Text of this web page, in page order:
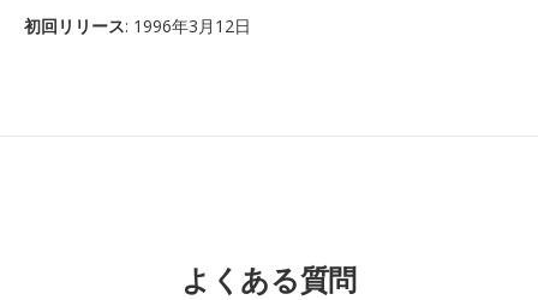
初回リリース: 1996年3月12日
よくある質問